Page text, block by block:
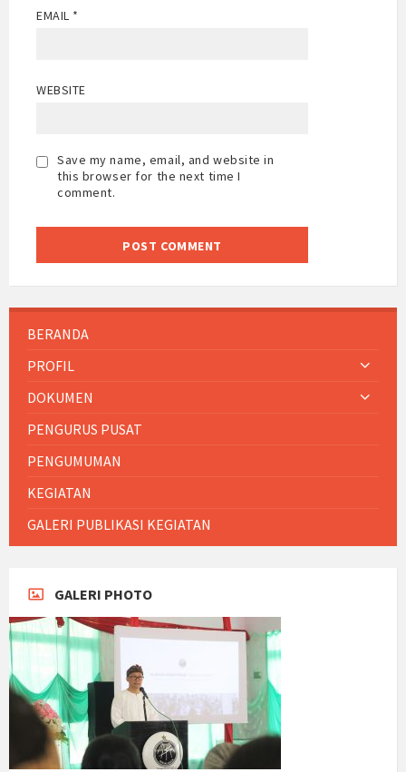
EMAIL *
WEBSITE
Save my name, email, and website in
this browser for the next time I
comment.
BERANDA
PROFIL
DOKUMEN
PENGURUS PUSAT
PENGUMUMAN
KEGIATAN
GALERI PUBLIKASI KEGIATAN
GALERI PHOTO